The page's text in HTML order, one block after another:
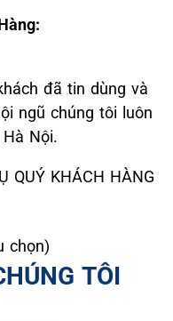
đã tin dùng và
ngũ chúng tôi luôn
Nội.
QUÝ KHÁCH HÀNG
chọn)
TÔI